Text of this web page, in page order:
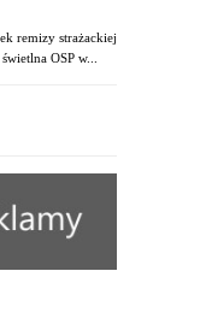
remizy strażackiej
OSP w...